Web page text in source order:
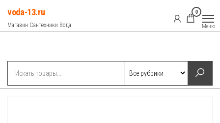
Перейти
содержимому
voda-13.ru
Магазин Сантехники Вода
0
Меню